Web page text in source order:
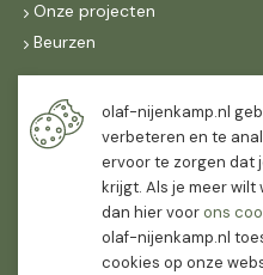
Onze projecten
Beurzen
Maandag t/m vrijdag
07:30-
16:30
12:00
olaf-nijenkamp.nl
verbeteren en te
ervoor te zorgen dat
krijgt. Als je meer wilt
dan hier voorons
olaf-nijenkamp.nl
cookies op onze